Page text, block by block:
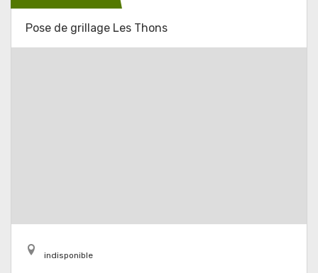
Pose de grillage Les Thons
indisponible